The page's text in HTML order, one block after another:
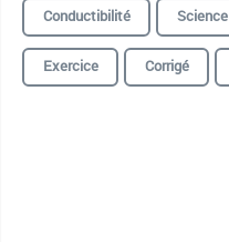
Conductibilité
Science
Exercice
Corrigé